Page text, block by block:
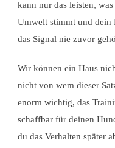
kann nur das leisten,
Umwelt stimmt und dein
das Signal nie zuvor
Wir können ein Haus
nicht von wem dieser
enorm wichtig, das
schaffbar für deinen
du das Verhalten später